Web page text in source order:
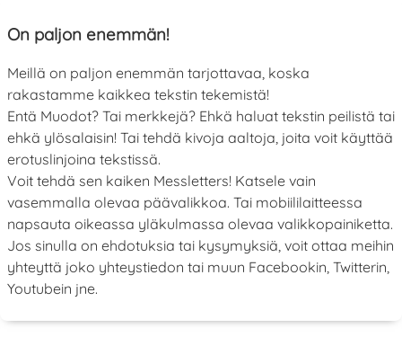
On paljon enemmän!
Meillä on paljon enemmän tarjottavaa, koska
rakastamme kaikkea tekstin tekemistä!
Entä Muodot? Tai merkkejä? Ehkä haluat tekstin peilistä tai
ehkä ylösalaisin! Tai tehdä kivoja aaltoja, joita voit käyttää
erotuslinjoina tekstissä.
Voit tehdä sen kaiken Messletters! Katsele vain
vasemmalla olevaa päävalikkoa. Tai mobiililaitteessa
napsauta oikeassa yläkulmassa olevaa valikkopainiketta.
Jos sinulla on ehdotuksia tai kysymyksiä, voit ottaa meihin
yhteyttä joko yhteystiedon tai muun Facebookin, Twitterin,
Youtubein jne.